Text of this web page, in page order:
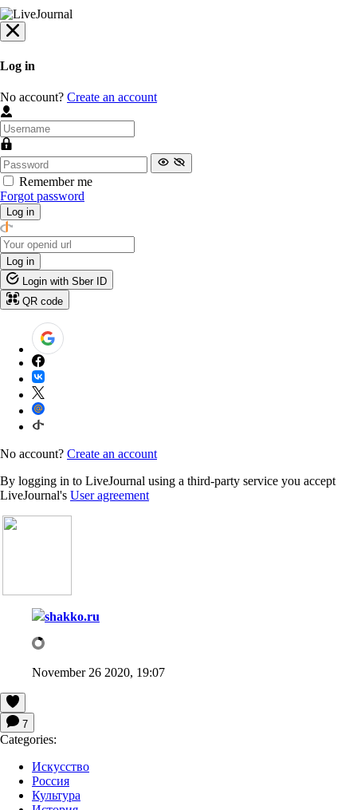
Log in
No account? Create an account
Remember me
Forgot password
Log in
Log in
Login with Sber ID
QR code
No account? Create an account
By logging in to LiveJournal using a third-party service you accept
LiveJournal's User agreement
shakko.ru
November 26 2020, 19:07
7
Categories:
Искусство
Россия
Культура